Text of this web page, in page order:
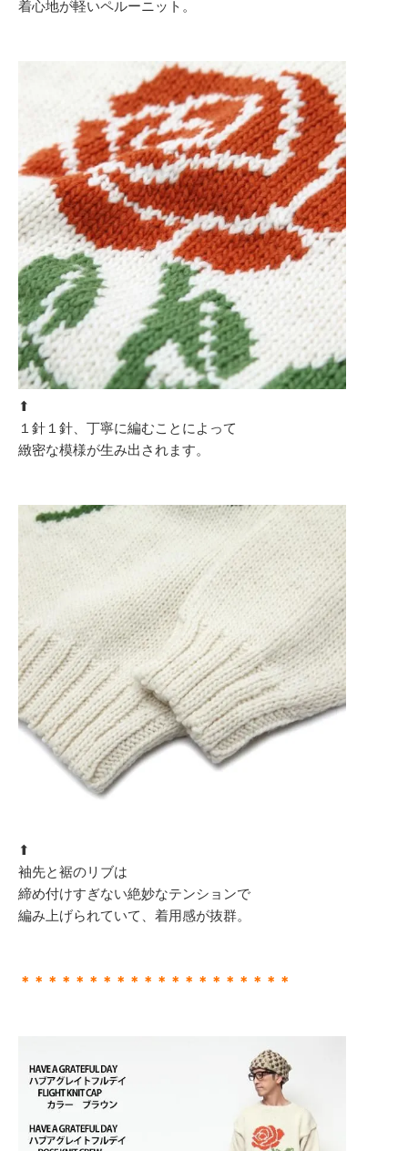
着心地が軽いペルーニット。
⬆︎
１針１針、丁寧に編むことによって
緻密な模様が生み出されます。
⬆︎
袖先と裾のリブは
締め付けすぎない絶妙なテンションで
編み上げられていて、着用感が抜群。
＊＊＊＊＊＊＊＊＊＊＊＊＊＊＊＊＊＊＊＊